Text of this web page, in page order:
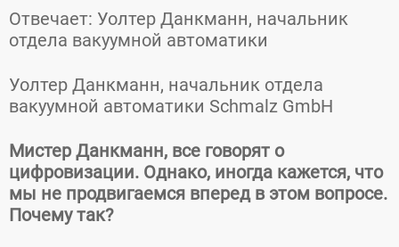
Отвечает: Уолтер Данкманн, начальник
отдела вакуумной автоматики
Уолтер Данкманн, начальник отдела
вакуумной автоматики Schmalz GmbH
Мистер Данкманн, все говорят о
цифровизации. Однако, иногда кажется, что
мы не продвигаемся вперед в этом вопросе.
Почему так?